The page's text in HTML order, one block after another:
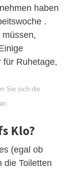
haben
.
für Ruhetage,
Sie sich die
Klo?
(egal ob
die Toiletten